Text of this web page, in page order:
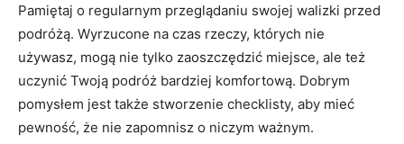
Pamiętaj o regularnym⁣ przeglądaniu⁣ swojej walizki​ przed
podróżą.⁢ Wyrzucone ‍na ‌czas rzeczy, których nie
używasz, mogą nie tylko zaoszczędzić miejsce, ale też
uczynić Twoją podróż bardziej komfortową. Dobrym
pomysłem jest ‍także stworzenie⁣ checklisty,⁤ aby‌ mieć
pewność, że nie zapomnisz ‍o ⁢niczym ważnym.